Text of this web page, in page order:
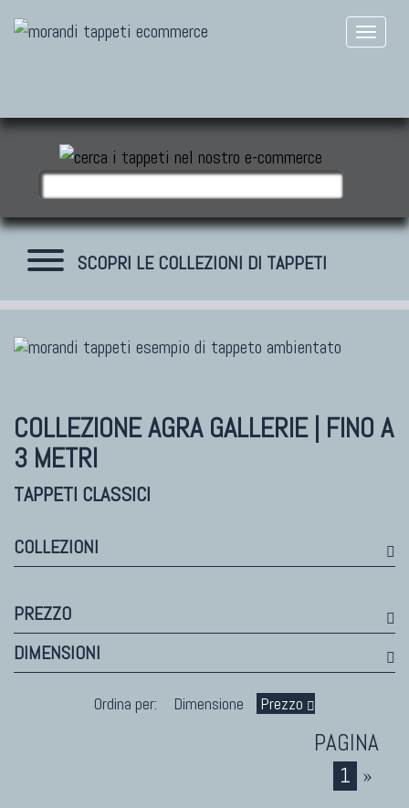
SCOPRI LE COLLEZIONI DI TAPPETI
TAPPETI MODERNI
Himalayan
Bhadohi Moderni
Kala Laie
Reloaded
TAPPETI DI DESIGN D'ARTE
Marco Nereo Rotelli
Daniela Marchetti
Giorgio Palù
COLLEZIONE AGRA GALLERIE | FINO A
3 METRI
TAPPETI CLASSICI
COLLEZIONI
PREZZO
DIMENSIONI
Ordina per: Dimensione Prezzo
1 »